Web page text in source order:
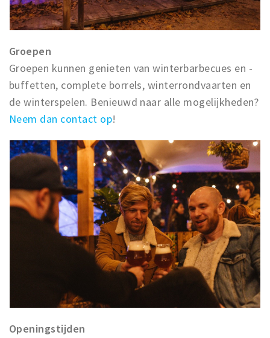
Groepen
Groepen kunnen genieten van winterbarbecues en -
buffetten, complete borrels, winterrondvaarten en
de winterspelen. Benieuwd naar alle mogelijkheden?
Neem dan contact op!
Openingstijden